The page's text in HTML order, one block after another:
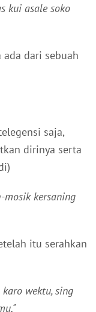
kui asale soko
dari sebuah
saja,
dirinya serta
mosik kersaning
itu serahkan
wektu, sing